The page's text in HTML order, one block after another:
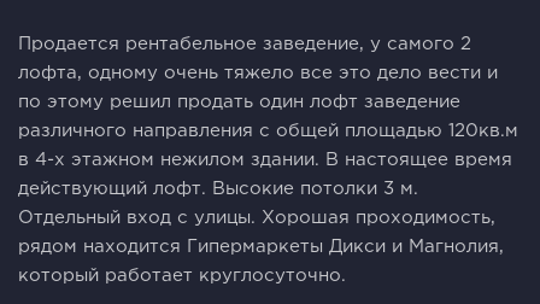
Продается рентабельное заведение, у самого 2
лофта, одному очень тяжело все это дело вести и
по этому решил продать один лофт заведение
различного направления с общей площадью 120кв.м
в 4-х этажном нежилом здании. В настоящее время
действующий лофт. Высокие потолки 3 м.
Отдельный вход с улицы. Хорошая проходимость,
рядом находится Гипермаркеты Дикси и Магнолия,
который работает круглосуточно.